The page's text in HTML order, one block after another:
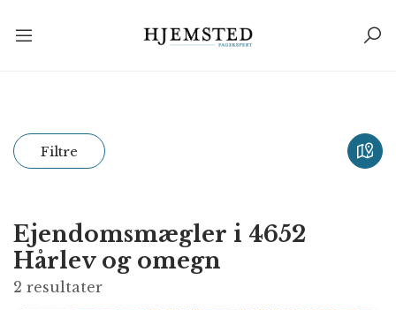
Filtre
Ejendomsmægler i 4652
Hårlev og omegn
2 resultater